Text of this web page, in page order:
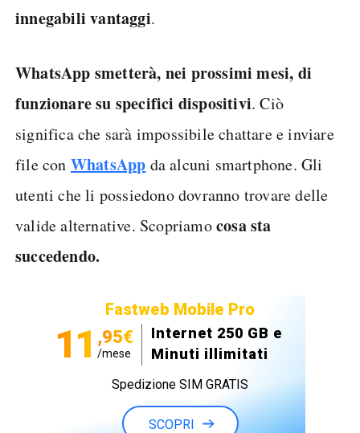
innegabili vantaggi.
WhatsApp smetterà, nei prossimi mesi, di
funzionare su specifici dispositivi. Ciò
significa che sarà impossibile chattare e inviare
file con WhatsApp da alcuni smartphone. Gli
utenti che li possiedono dovranno trovare delle
valide alternative. Scopriamocosa sta
succedendo.
Fastweb Mobile Pro
11 ,95€
/mese
Internet 250 GB e
Minuti illimitati
Spedizione SIM GRATIS
SCOPRI